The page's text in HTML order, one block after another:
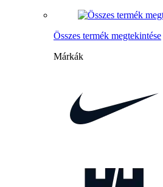
Összes termék megtekintése
Márkák